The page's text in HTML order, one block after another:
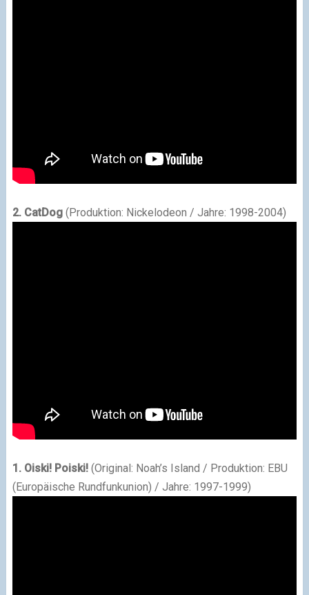
2. CatDog(Produktion: Nickelodeon / Jahre: 1998-2004)
1. Oiski! Poiski!(Original: Noah’s Island / Produktion: EBU
(Europäische Rundfunkunion) / Jahre: 1997-1999)